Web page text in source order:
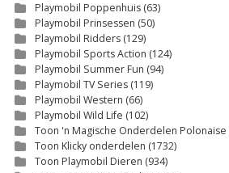
Playmobil Poppenhuis (63)
Playmobil Prinsessen (50)
Playmobil Ridders (129)
Playmobil Sports Action (124)
Playmobil Summer Fun (94)
Playmobil TV Series (119)
Playmobil Western (66)
Playmobil Wild Life (102)
Toon 'n Magische Onderdelen Polonaise
Toon Klicky onderdelen (1732)
Toon Playmobil Dieren (934)